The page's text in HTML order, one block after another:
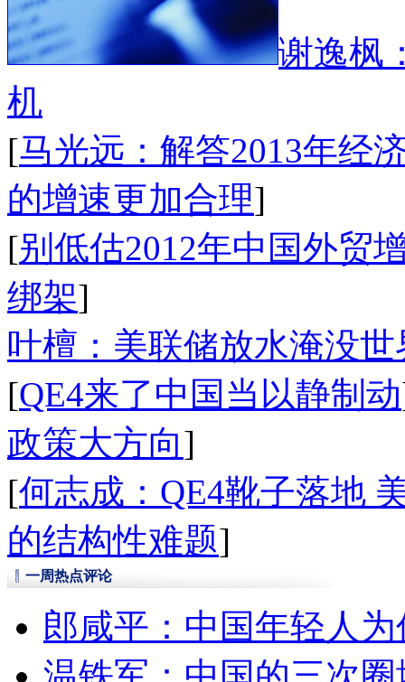
谢逸枫
机
[马光远：解答2013年经
的增速更加合理]
[别低估2012年中国外贸
绑架]
叶檀：美联储放水淹没世
[QE4来了中国当以静制动
政策大方向]
[何志成：QE4靴子落地
的结构性难题]
一周热点评论
郎咸平：中国年轻人